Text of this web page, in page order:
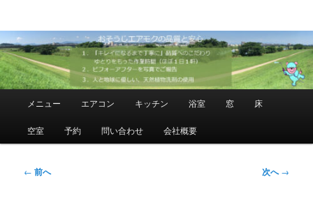
移
動
メ
メニュー エアコン キッチン 浴室 窓 床
空室 予約 問い合わせ 会社概要
投
← 前へ 次へ→